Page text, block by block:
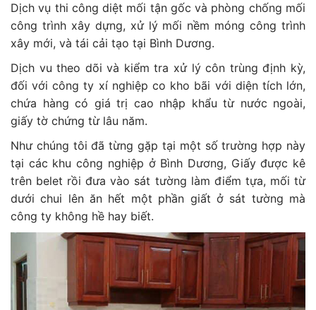
Dịch vụ thi công diệt mối tận gốc và phòng chống mối
công trình xây dựng, xử lý mối nềm móng công trình
xây mới, và tái cải tạo tại Bình Dương.
Dịch vu theo dõi và kiểm tra xử lý côn trùng định kỳ,
đối với công ty xí nghiệp co kho bãi với diện tích lớn,
chứa hàng có giá trị cao nhập khẩu từ nước ngoài,
giấy tờ chứng từ lâu năm.
Như chúng tôi đã từng gặp tại một số trường hợp này
tại các khu công nghiệp ở Bình Dương, Giấy được kê
trên belet rồi đưa vào sát tường làm điểm tựa, mối từ
dưới chui lên ăn hết một phần giất ở sát tường mà
công ty không hề hay biết.